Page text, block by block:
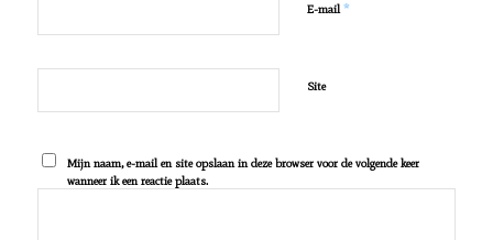
E-mail*
Site
Mijn naam, e-mail en site opslaan in deze browser voor de volgende keer
wanneer ik een reactie plaats.